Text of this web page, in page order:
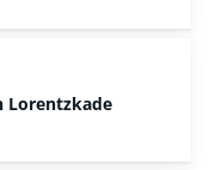
Lorentzkade